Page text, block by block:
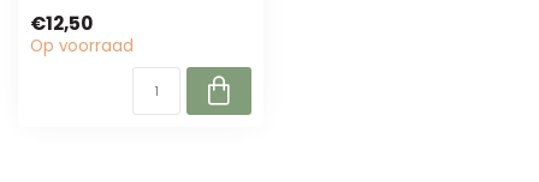
voor...
€12,50
Op voorraad